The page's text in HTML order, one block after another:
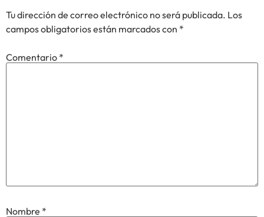
Tu dirección de correo electrónico no será publicada. Los
campos obligatorios están marcados con *
Comentario *
Nombre *